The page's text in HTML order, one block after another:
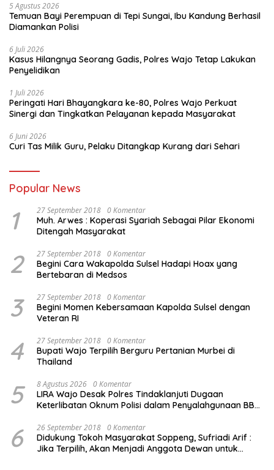
5 Agustus 2026
Temuan Bayi Perempuan di Tepi Sungai, Ibu Kandung Berhasil
Diamankan Polisi
6 Juli 2026
Kasus Hilangnya Seorang Gadis, Polres Wajo Tetap Lakukan
Penyelidikan
1 Juli 2026
Peringati Hari Bhayangkara ke-80, Polres Wajo Perkuat
Sinergi dan Tingkatkan Pelayanan kepada Masyarakat
6 Juni 2026
Curi Tas Milik Guru, Pelaku Ditangkap Kurang dari Sehari
Popular News
1 27 September 2018 0 Komentar
Muh. Arwes : Koperasi Syariah Sebagai Pilar Ekonomi
Ditengah Masyarakat
2 27 September 2018 0 Komentar
Begini Cara Wakapolda Sulsel Hadapi Hoax yang
Bertebaran di Medsos
3 27 September 2018 0 Komentar
Begini Momen Kebersamaan Kapolda Sulsel dengan
Veteran RI
4 27 September 2018 0 Komentar
Bupati Wajo Terpilih Berguru Pertanian Murbei di
Thailand
5 8 Agustus 2026 0 Komentar
LIRA Wajo Desak Polres Tindaklanjuti Dugaan
Keterlibatan Oknum Polisi dalam Penyalahgunaan BBM
6 26 September 2018 0 Komentar
Didukung Tokoh Masyarakat Soppeng, Sufriadi Arif :
Jika Terpilih, Akan Menjadi Anggota Dewan untuk